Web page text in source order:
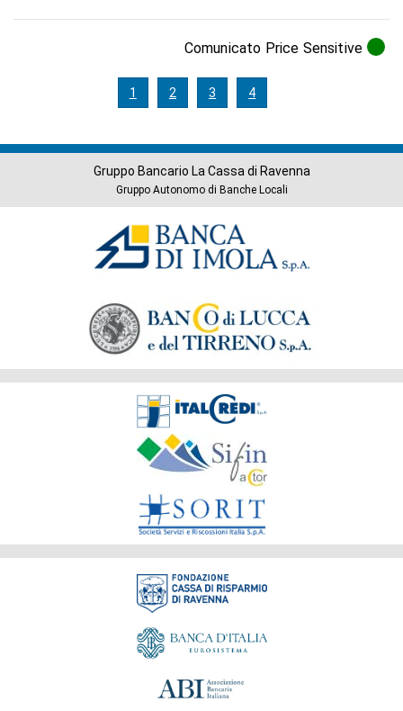
Comunicato Price Sensitive
1 2 3 4
Gruppo Bancario La Cassa di Ravenna
Gruppo Autonomo di Banche Locali
Fondazione